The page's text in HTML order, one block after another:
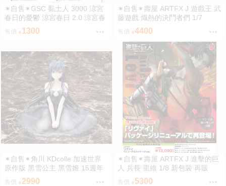
✶自售✶GSC 黏土人 3000 涼宮
春日的憂鬱 涼宮春日 2.0 涼宮春
日的憂郁
售價 1300
✶自售✶壽屋 ARTFX J 遊戲王 武
藤遊戲 熾熱的決鬥者們 1/7
售價 4400
✶自售✶角川 KDcolle 加速世界
原作版 黑雪公主 黑雪姬 15週年
紀念 結婚禮服 15周年
售價 2990
✶自售✶壽屋 ARTFX J 進擊的巨
人 兵長 里維 1/8 新包裝 再販
售價 5300